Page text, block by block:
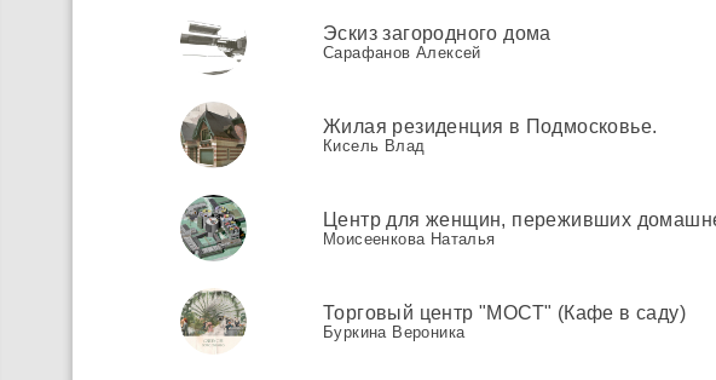
Эскиз загородного дома
Сарафанов Алексей
Жилая резиденция в Подмосковье.
Кисель Влад
Центр для женщин, переживших
Моисеенкова Наталья
Торговый центр "МОСТ" (Кафе в саду)
Буркина Вероника